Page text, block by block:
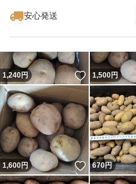
安心発送
1,240円 いいね！
1,500円
1,600円 いいね！
670円